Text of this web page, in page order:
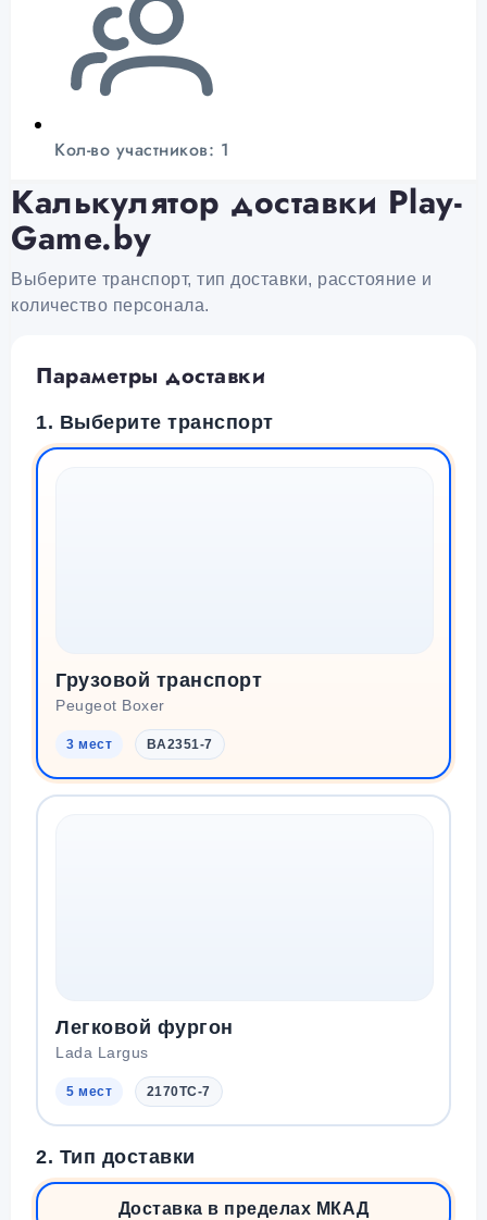
Кол-во участников: 1
Калькулятор доставки Play-
Game.by
Выберите транспорт, тип доставки, расстояние и
количество персонала.
Параметры доставки
1. Выберите транспорт
Грузовой транспорт
Peugeot Boxer
3 мест BA2351-7
Легковой фургон
Lada Largus
5 мест 2170TC-7
2. Тип доставки
Доставка в пределах МКАД